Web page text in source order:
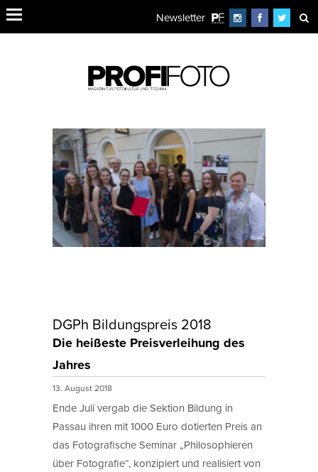
Newsletter
DGPh Bildungspreis 2018
Die heißeste Preisverleihung des
Jahres
13. August 2018
Ende Juli vergab die Sektion Bildung in
Passau ihren mit 1000 Euro dotierten Preis an
das Fotografische Seminar „Philosophieren
über Fotografie“, konzipiert und realisiert von